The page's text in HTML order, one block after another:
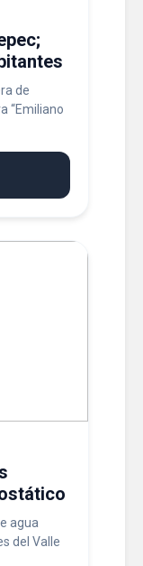
de
“Emiliano
agua
del Valle